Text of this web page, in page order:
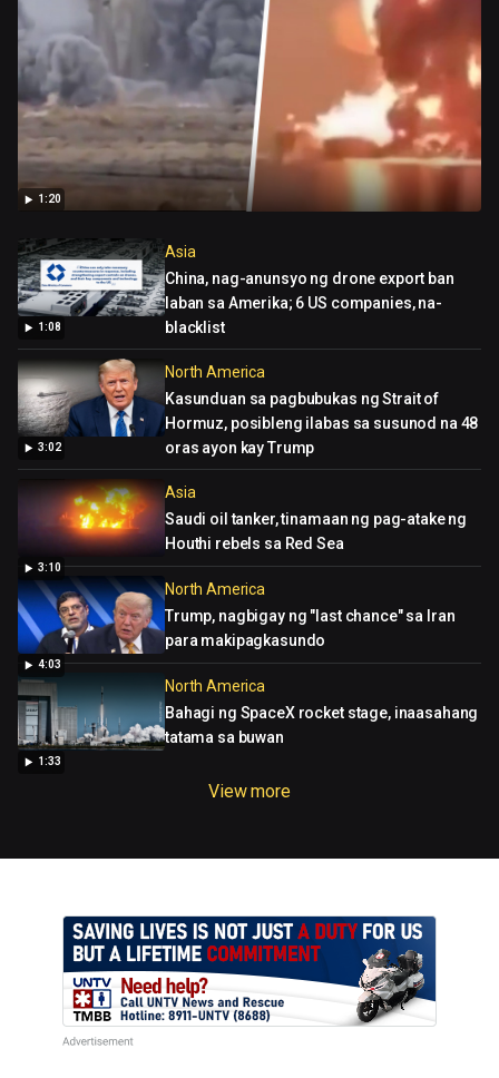
1:20
1:08
Asia
China, nag-anunsyo ng drone export ban
laban sa Amerika; 6 US companies, na-
blacklist
3:02
North America
Kasunduan sa pagbubukas ng Strait of
Hormuz, posibleng ilabas sa susunod na 48
oras ayon kay Trump
3:10
Asia
Saudi oil tanker, tinamaan ng pag-atake ng
Houthi rebels sa Red Sea
4:03
North America
Trump, nagbigay ng "last chance" sa Iran
para makipagkasundo
1:33
North America
Bahagi ng SpaceX rocket stage, inaasahang
tatama sa buwan
View more